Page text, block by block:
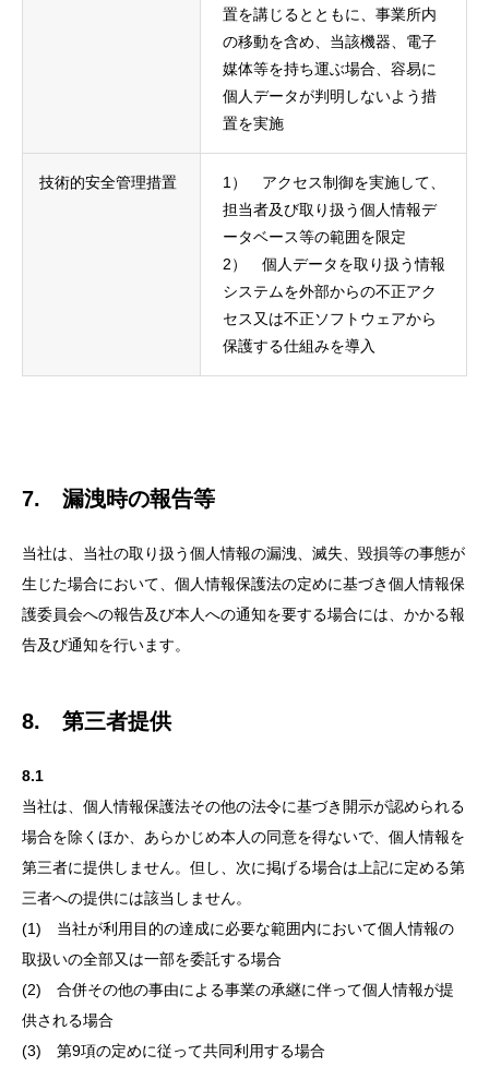
置を講じるとともに、事業所内
の移動を含め、当該機器、電子
媒体等を持ち運ぶ場合、容易に
個人データが判明しないよう措
置を実施
技術的安全管理措置
1） アクセス制御を実施して、
担当者及び取り扱う個人情報デ
ータベース等の範囲を限定
2） 個人データを取り扱う情報
システムを外部からの不正アク
セス又は不正ソフトウェアから
保護する仕組みを導入
7. 漏洩時の報告等
当社は、当社の取り扱う個人情報の漏洩、滅失、毀損等の事態が
生じた場合において、個人情報保護法の定めに基づき個人情報保
護委員会への報告及び本人への通知を要する場合には、かかる報
告及び通知を行います。
8. 第三者提供
8.1
当社は、個人情報保護法その他の法令に基づき開示が認められる
場合を除くほか、あらかじめ本人の同意を得ないで、個人情報を
第三者に提供しません。但し、次に掲げる場合は上記に定める第
三者への提供には該当しません。
(1) 当社が利用目的の達成に必要な範囲内において個人情報の
取扱いの全部又は一部を委託する場合
(2) 合併その他の事由による事業の承継に伴って個人情報が提
供される場合
(3) 第9項の定めに従って共同利用する場合